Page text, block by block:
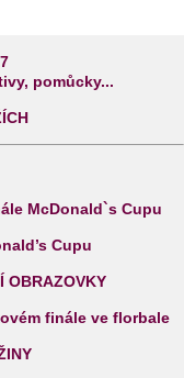
pomůcky...
McDonald`s Cupu
Cupu
OBRAZOVKY
finále ve florbale